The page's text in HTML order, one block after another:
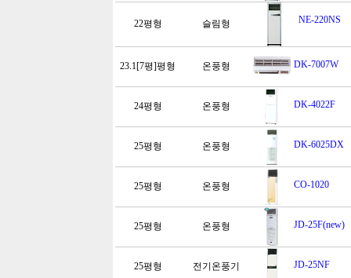
22평형 슬림형 NE-220NS
23.1[7평]평형 온풍형 DK-7007W
24평형 온풍형 DK-4022F
25평형 온풍형 DK-6025DX
25평형 온풍형 CO-1020
25평형 온풍형 JD-25F(new)
25평형 전기온풍기 JD-25NF